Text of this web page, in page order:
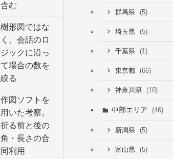
含む
樹形図ではな
く、会話のロ
ジックに沿っ
て場合の数を
絞る
作図ソフトを
用いた考察。
折る前と後の
角・長さの合
同利用
群馬県 (5)
埼玉県 (5)
千葉県 (1)
東京都 (66)
神奈川県 (10)
中部エリア (46)
新潟県 (5)
富山県 (5)